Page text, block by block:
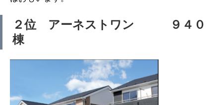
２位 アーネストワン ９４０
棟